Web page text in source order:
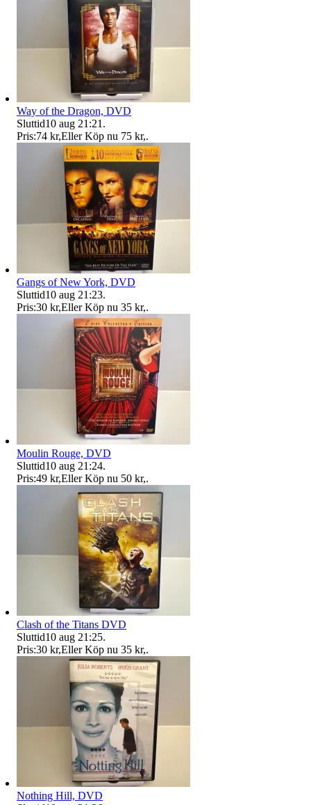
Way of the Dragon, DVD
Sluttid10 aug 21:21 .
Pris:74 kr,Eller Köp nu 75 kr,.
Gangs of New York, DVD
Sluttid10 aug 21:23.
Pris:30 kr,Eller Köp nu 35 kr,.
Moulin Rouge, DVD
Sluttid10 aug 21:24.
Pris:49 kr,Eller Köp nu 50 kr,.
Clash of the Titans DVD
Sluttid10 aug 21:25.
Pris:30 kr,Eller Köp nu 35 kr,.
Nothing Hill, DVD